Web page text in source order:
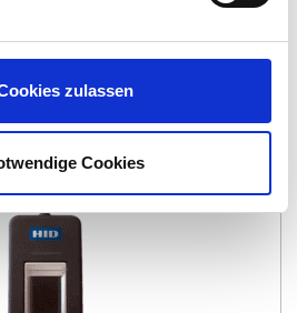
zulassen
Cookies
4500 Fingerprint
Reader